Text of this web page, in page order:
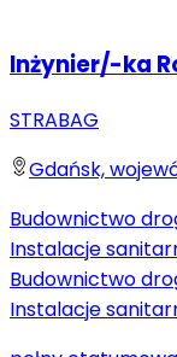
Inżynier/-ka
STRABAG
Gdańsk,
Budownictwo
Instalacje
Budownictwo
Instalacje